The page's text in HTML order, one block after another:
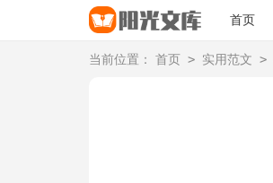
首页
当前位置： 首页 > 实用范文 >